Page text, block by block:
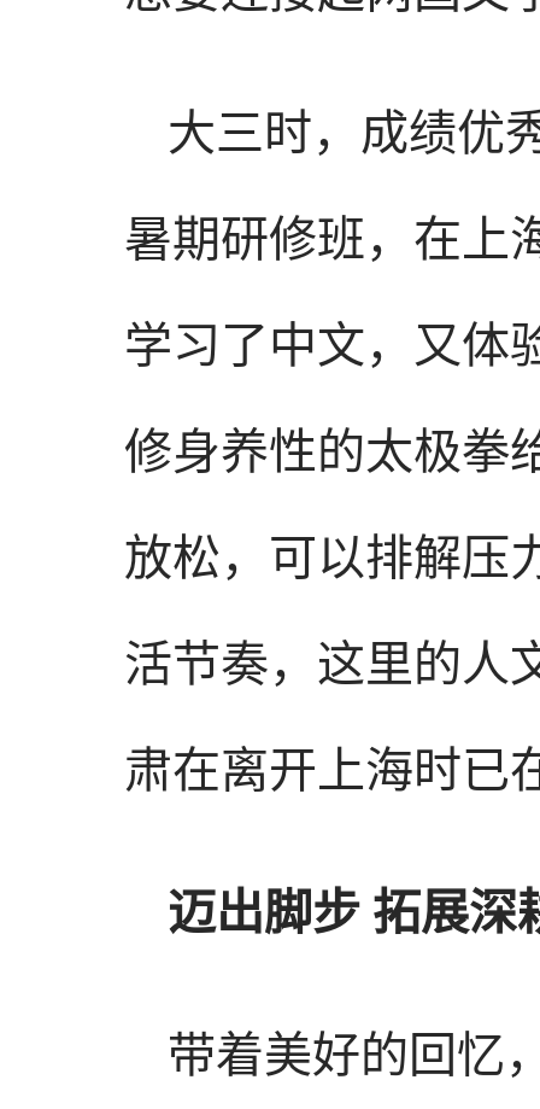
大三时，成绩优
暑期研修班，在上
学习了中文，又体
修身养性的太极拳
放松，可以排解压
活节奏，这里的人
肃在离开上海时已
迈出脚步 拓展深
带着美好的回忆